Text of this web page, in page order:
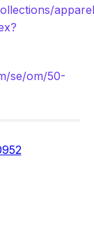
se/om/50-